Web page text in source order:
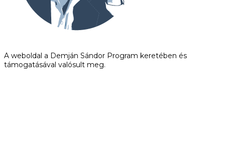
A weboldal a Demján Sándor Program keretében és
támogatásával valósult meg.